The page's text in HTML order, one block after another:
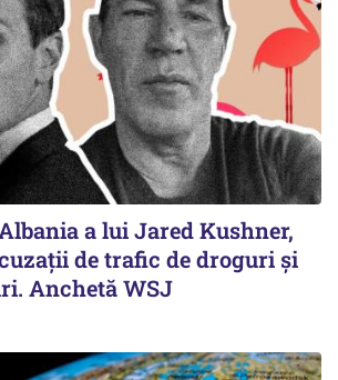
a lui Jared Kushner,
de trafic de droguri și
Anchetă WSJ